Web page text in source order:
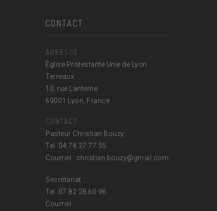
CONTACT
ADRESSE
Église Protestante Unie de Lyon
Terreaux
10, rue Lanterne
69001 Lyon, France
CONTACT
Pasteur Christian Bouzy :
Tel. 04 78 27 77 55
Courriel : christian.bouzy@gmail.com
Secrétariat :
Tel. 07 82 28 60 96
Courriel :